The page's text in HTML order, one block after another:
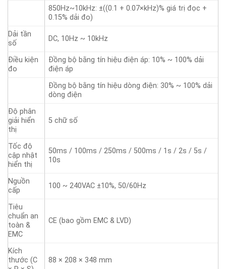
850Hz~10kHz: ±((0.1 + 0.07×kHz)% giá trị đọc +
0.15% dải đo)
Dải tần
số
DC, 10Hz ~ 10kHz
Điều kiện
đo
Đồng bộ bằng tín hiệu điện áp: 10% ~ 100% dải
điện áp
Đồng bộ bằng tín hiệu dòng điện: 30% ~ 100% dải
dòng điện
Độ phân
giải hiển
thị
5 chữ số
Tốc độ
cập nhật
hiển thị
50ms / 100ms / 250ms / 500ms / 1s / 2s / 5s /
10s
Nguồn
cấp
100 ~ 240VAC ±10%, 50/60Hz
Tiêu
chuẩn an
toàn &
EMC
CE (bao gồm EMC & LVD)
Kích
thước (C
88 × 208 × 348 mm